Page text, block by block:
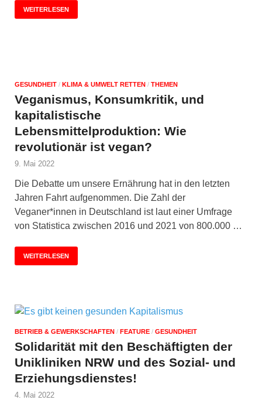
WEITERLESEN
GESUNDHEIT / KLIMA & UMWELT RETTEN / THEMEN
Veganismus, Konsumkritik, und
kapitalistische
Lebensmittelproduktion: Wie
revolutionär ist vegan?
9. Mai 2022
Die Debatte um unsere Ernährung hat in den letzten
Jahren Fahrt aufgenommen. Die Zahl der
Veganer*innen in Deutschland ist laut einer Umfrage
von Statistica zwischen 2016 und 2021 von 800.000 …
WEITERLESEN
BETRIEB & GEWERKSCHAFTEN / FEATURE / GESUNDHEIT
Solidarität mit den Beschäftigten der
Unikliniken NRW und des Sozial- und
Erziehungsdienstes!
4. Mai 2022